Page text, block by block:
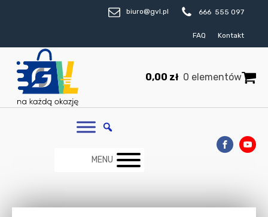
biuro@gvl.pl 666 555 097
FAQ Kontakt
0,00 zł 0 elementów
MENU